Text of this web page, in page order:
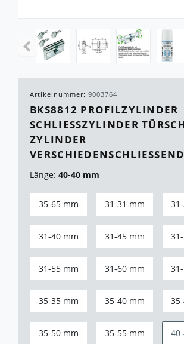
Artikelnummer: 9003764
BKS8812 PROFILZYLINDER
SCHLIESSZYLINDER
YLINDER V
ERSCHIEDENSCHLIESSEND
Länge: 40-40 mm
35-65 mm 31-31 mm
31-40 mm 31-45 mm
31-55 mm 31-60 mm
35-35 mm 35-40 mm
35-50 mm 35-55 mm